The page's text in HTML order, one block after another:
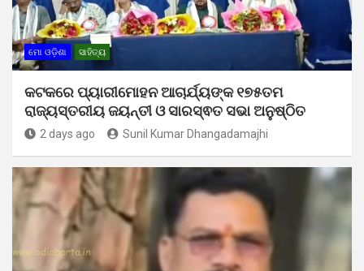
ମୋ ଓଡ଼ିଶା ସାହିତ୍ୟ
କଟକରେ ପ୍ୟାରୀମୋହନ ଆଚାର୍ଯ୍ୟଙ୍କ ୧୭୫ତମ
ରାଜ୍ୟସ୍ତରୀୟ ଜୟନ୍ତୀ ଓ ସାରସ୍ଵତ ସଭା ଅନୁଷ୍ଠିତ
2 days ago Sunil Kumar Dhangadamajhi